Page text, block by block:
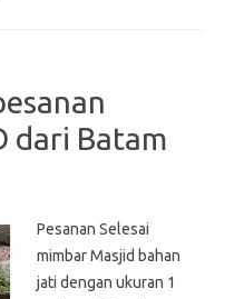
dari Batam
Pesanan Selesai
mimbar Masjid bahan
jati dengan ukuran 1